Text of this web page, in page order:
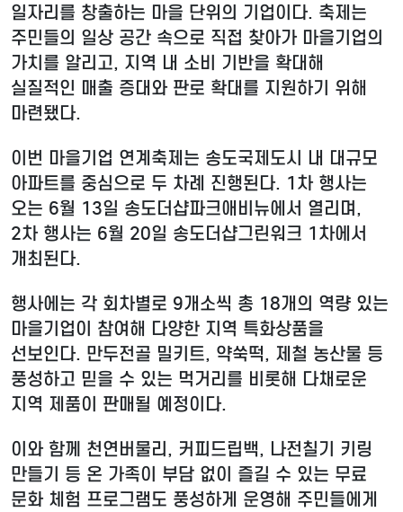
일자리를 창출하는 마을 단위의 기업이다. 축제는
주민들의 일상 공간 속으로 직접 찾아가 마을기업의
가치를 알리고, 지역 내 소비 기반을 확대해
실질적인 매출 증대와 판로 확대를 지원하기 위해
마련됐다.
이번 마을기업 연계축제는 송도국제도시 내 대규모
아파트를 중심으로 두 차례 진행된다. 1차 행사는
오는 6월 13일 송도더샵파크애비뉴에서 열리며,
2차 행사는 6월 20일 송도더샵그린워크 1차에서
개최된다.
행사에는 각 회차별로 9개소씩 총 18개의 역량 있는
마을기업이 참여해 다양한 지역 특화상품을
선보인다. 만두전골 밀키트, 약쑥떡, 제철 농산물 등
풍성하고 믿을 수 있는 먹거리를 비롯해 다채로운
지역 제품이 판매될 예정이다.
이와 함께 천연버물리, 커피드립백, 나전칠기 키링
만들기 등 온 가족이 부담 없이 즐길 수 있는 무료
문화 체험 프로그램도 풍성하게 운영해 주민들에게